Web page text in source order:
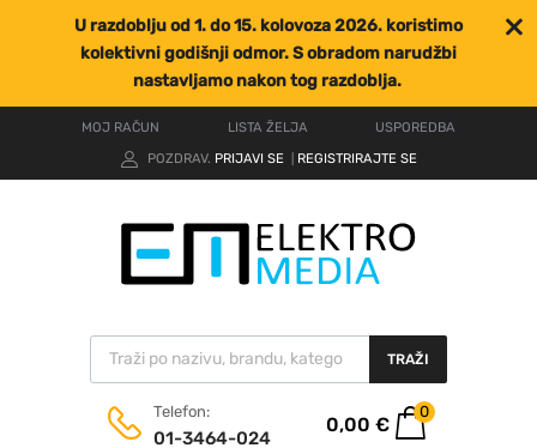
U razdoblju od 1. do 15. kolovoza 2026. koristimo
kolektivni godišnji odmor. S obradom narudžbi
nastavljamo nakon tog razdoblja.
MOJ RAČUN LISTA ŽELJA
USPOREDBA
POZDRAV. PRIJAVI SE REGISTRIRAJTE SE
TRAŽI
Telefon:
01-3464-024
0,00 €
0